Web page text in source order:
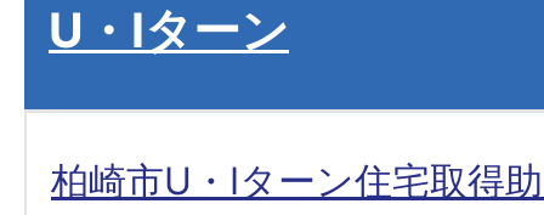
U・Iターン
柏崎市U・Iターン住宅取得